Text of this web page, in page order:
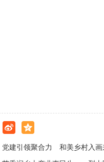
党建引领聚合力 和美乡村入